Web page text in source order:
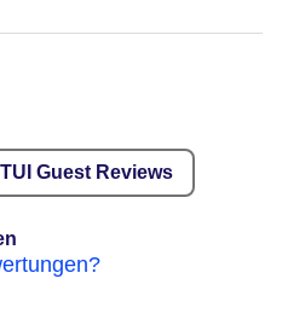
TUI Guest Reviews